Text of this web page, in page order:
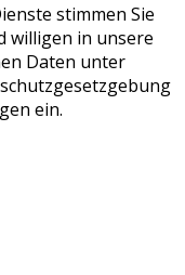
stimmen Sie
willigen in unsere
Daten unter
ein.